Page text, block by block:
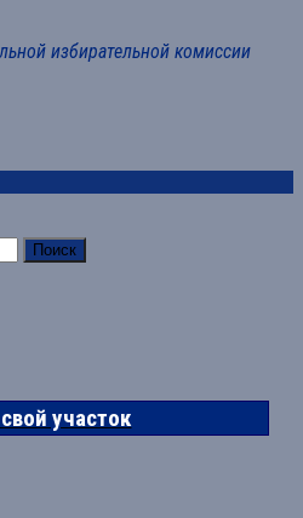
избирательной комиссии
участок